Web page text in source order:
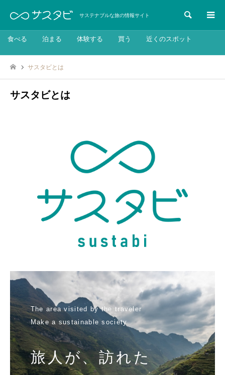
サステナブルな旅の情報サイト 検索
食べる 泊まる 体験する 買う 近くのスポット
サスタビとは
サスタビとは
The area visited by the traveler
Make a sustainable society
旅人が、訪れた